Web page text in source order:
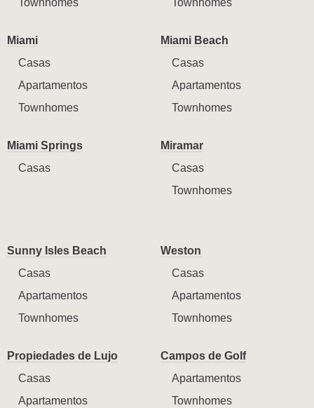
Townhomes
Townhomes
Miami
Casas
Apartamentos
Townhomes
Miami Beach
Casas
Apartamentos
Townhomes
Miami Springs
Casas
Miramar
Casas
Townhomes
Sunny Isles Beach
Casas
Apartamentos
Townhomes
Weston
Casas
Apartamentos
Townhomes
Propiedades de Lujo
Casas
Apartamentos
Campos de Golf
Apartamentos
Townhomes